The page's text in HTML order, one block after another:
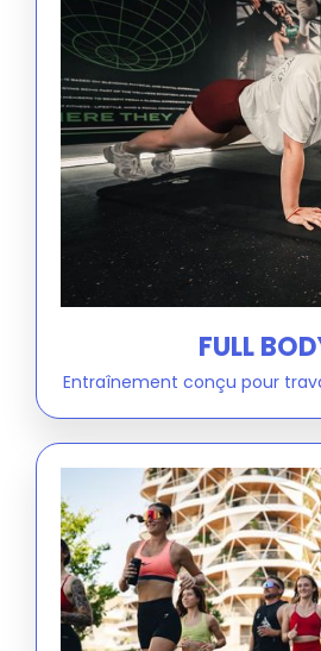
FULL
Entraînement conçu pour